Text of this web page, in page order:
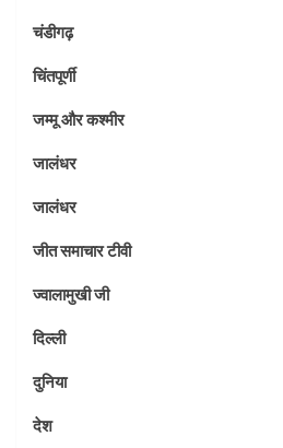
चंडीगढ़
चिंतपूर्णी
जम्मू और कश्मीर
जालंधर
जालंधर
जीत समाचार टीवी
ज्वालामुखी जी
दिल्ली
दुनिया
देश